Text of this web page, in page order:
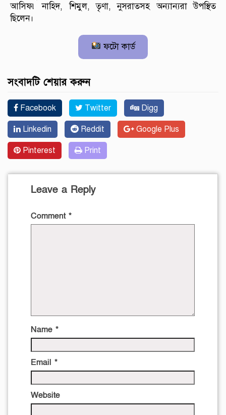
আসিফ৷ নাহিদ, শিমুল, তৃণা, নুসরাতসহ অন্যান্যরা উপস্থিত
ছিলেন।
ফটো কার্ড
সংবাদটি শেয়ার করুন
Facebook Twitter Digg
Linkedin Reddit Google Plus
Pinterest Print
Leave a Reply
Comment *
Name *
Email *
Website